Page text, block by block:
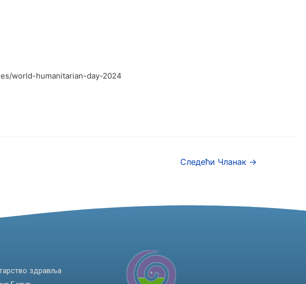
world-humanitarian-day-2024
Следећи Чланак →
здравља